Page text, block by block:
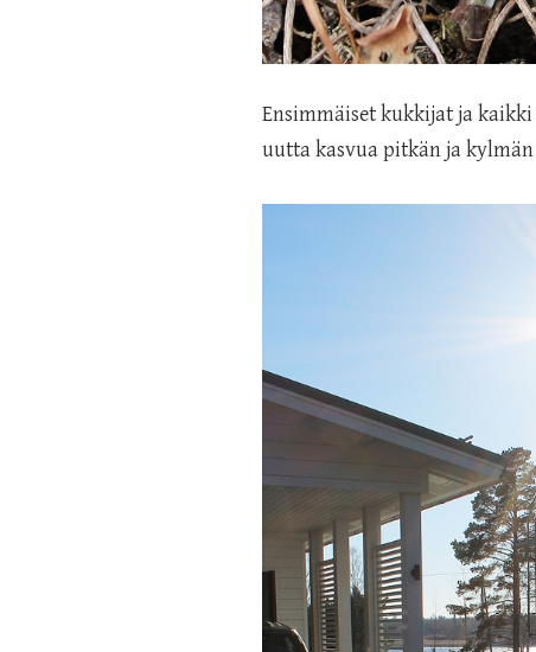
Ensimmäiset kukkijat ja
uutta kasvua pitkän ja